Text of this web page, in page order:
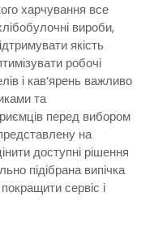
харчування все
вироби,
якість
робочі
і кав’ярень важливо
та
перед вибором
на
доступні рішення
підібрана випічка
сервіс і